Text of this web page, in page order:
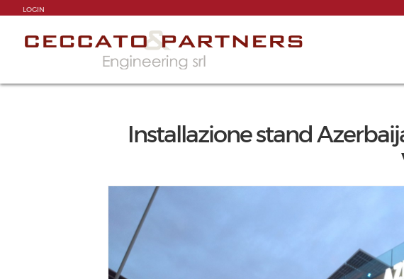
LOGIN
Installazione stand